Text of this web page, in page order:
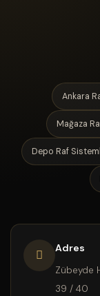
Ankara
Mağaza
Depo Raf
Adres
Zübeyde
39 / 40